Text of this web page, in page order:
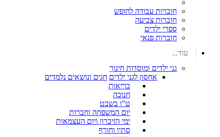
חוברות עבודה לחופש
חוברות צביעה
ספרי ילדים
חוברות פנאי
עוד...
גני ילדים ומוסדות חינוך
אחסון לגני ילדים חגים ונושאים נלמדים
בריאות
חנוכה
ט"ו בשבט
יום המשפחה וחברות
ימי הזיכרון ויום העצמאות
סתיו וחורף